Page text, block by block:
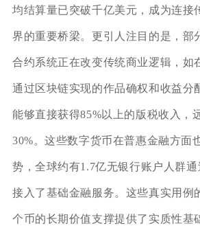
均结算量已突破千亿美元，成为连接
界的重要桥梁。更引人注目的是，部
合约系统正在改变传统商业逻辑，如
通过区块链实现的作品确权和收益分
能够直接获得85%以上的版税收入，
30%。这些数字货币在普惠金融方面
势，全球约有1.7亿无银行账户人群
接入了基础金融服务。这些真实用例
个币的长期价值支撑提供了实质性基